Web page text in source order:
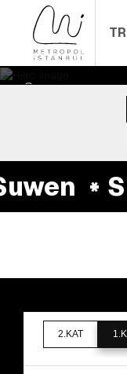
TR
ANASAYFA
Suwen
ÇALIŞMA